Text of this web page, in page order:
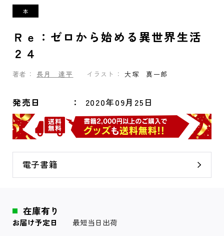
Ｒｅ：ゼロから始める異世界生活
２４
著者： 長月 達平 イラスト： 大塚 真一郎
発売日 2020年09月25日
電子書籍
在庫有り
お届け予定日 最短当日出荷